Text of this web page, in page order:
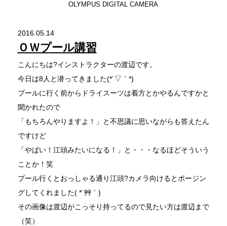
OLYMPUS DIGITAL CAMERA
2016.05.14
ＯＷプール講習
こんにちは?インストラクターの渡辺です。
今日は8人と潜ってきました(*´▽｀*)
プールに行く前からドライスーツは着方とかやるんですかと
聞かれたので
「もちろんやりますよ！」と不思議に思いながらも答えたん
ですけど
「やばい！江頭みたいになる！」と・・・なるほどそういう
ことか！笑
プール行くとおっしゃる通り江頭?カメラ向けるとポージン
グしてくれました( *´艸｀)
その画像は渡辺がこっそり持ってるので見たい方は渡辺まで
（笑）